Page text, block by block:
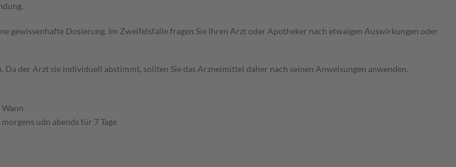
gewissenhafte Dosierung. Im Zweifelsfalle fragen Sie Ihren Arzt oder Apotheker nach etwaigen Auswirkungen oder
der Arzt sie individuell abstimmt, sollten Sie das Arzneimittel daher nach seinen Anweisungen anwenden.
Wann
morgens udn abends für 7 Tage